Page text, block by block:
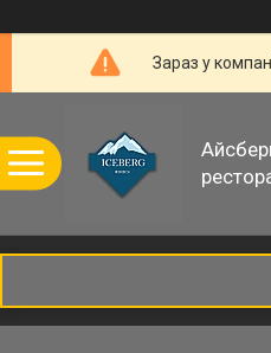
Зараз у